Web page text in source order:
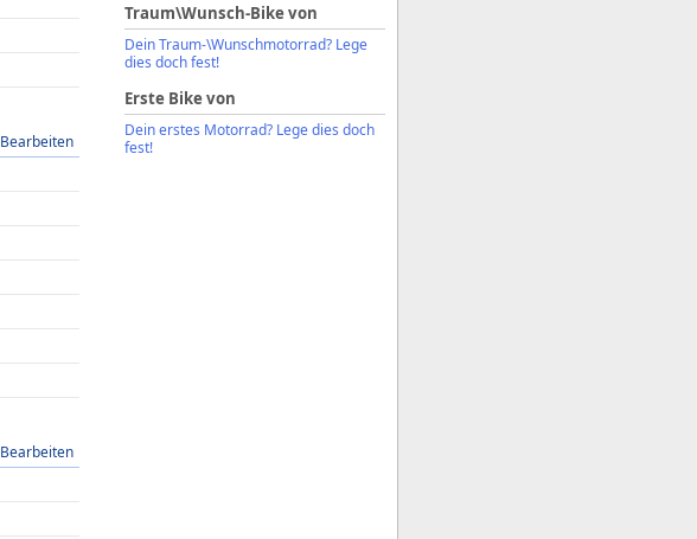
Bearbeiten
Bearbeiten
Traum\Wunsch-Bike von
Dein Traum-\Wunschmotorrad? Lege
dies doch fest!
Erste Bike von
Dein erstes Motorrad? Lege dies doch
fest!